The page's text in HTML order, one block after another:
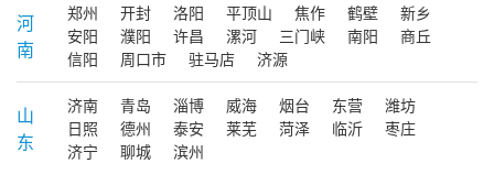
河
南
郑州 开封 洛阳 平顶山 焦作 鹤壁
新乡
安阳
濮阳 许昌 漯河 三门峡 南阳
商丘
信阳
周口市 驻马店 济源
山
东
济南 青岛 淄博 威海 烟台 东营
潍坊
日照
德州 泰安 莱芜 菏泽 临沂
枣庄
济宁
聊城 滨州